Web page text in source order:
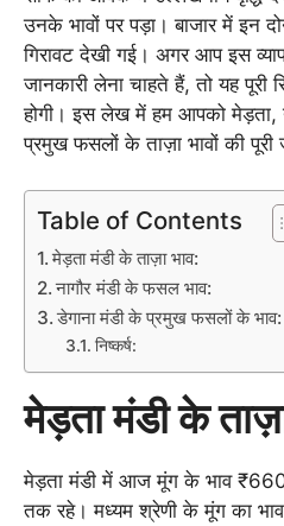
उनके भावों पर पड़ा। बाजार में इन
गिरावट देखी गई। अगर आप इस
जानकारी लेना चाहते हैं, तो यह पूरी
होगी। इस लेख में हम आपको मेड़ता,
प्रमुख फसलों के ताज़ा भावों की पूरी
Table of Contents
मेड़ता मंडी के ताज़ा भाव:
नागौर मंडी के फसल भाव:
डेगाना मंडी के प्रमुख फसलों के भाव:
निष्कर्ष:
मेड़ता मंडी के
मेड़ता मंडी में आज मूंग के भाव
तक रहे। मध्यम श्रेणी के मूंग का